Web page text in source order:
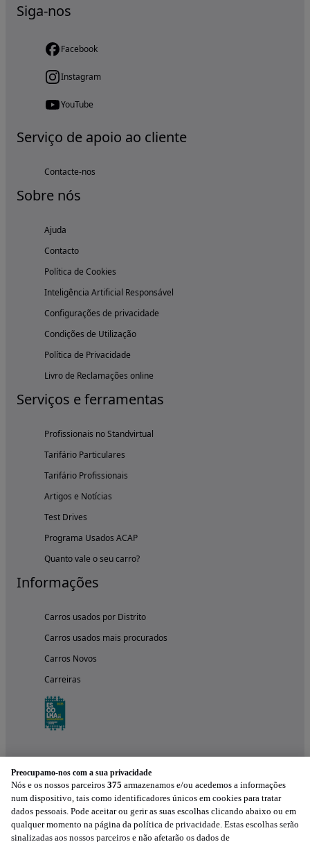
Siga-nos
Facebook
Instagram
YouTube
Serviço de apoio ao cliente
Contacte-nos
Sobre nós
Ajuda
Contacto
Política de Cookies
Inteligência Artificial Responsável
Configurações de privacidade
Condições de Utilização
Política de Privacidade
Livro de Reclamações online
Serviços e ferramentas
Profissionais no Standvirtual
Tarifário Particulares
Tarifário Profissionais
Artigos e Notícias
Test Drives
Programa Usados ACAP
Quanto vale o seu carro?
Informações
Carros usados por Distrito
Carros usados mais procurados
Carros Novos
Carreiras
Experimenta a aplicação
Preocupamo-nos com a sua privacidade
Nós e os nossos parceiros 375 armazenamos e/ou acedemos a informações
num dispositivo, tais como identificadores únicos em cookies para tratar
dados pessoais. Pode aceitar ou gerir as suas escolhas clicando abaixo ou em
qualquer momento na página da política de privacidade. Estas escolhas serão
sinalizadas aos nossos parceiros e não afetarão os dados de